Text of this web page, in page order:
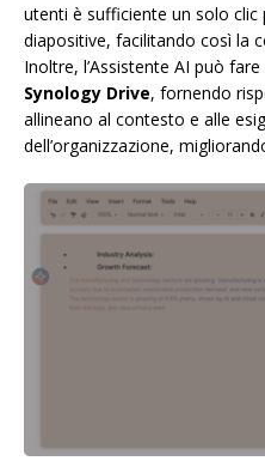
utenti è sufficiente un solo
diapositive, facilitando così la
Inoltre, l’Assistente AI può
Synology Drive, fornendo
allineano al contesto e alle
dell’organizzazione,